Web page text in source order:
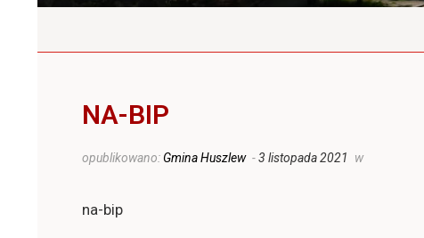
NA-BIP
opublikowano: Gmina Huszlew -3 listopada 2021 w
na-bip